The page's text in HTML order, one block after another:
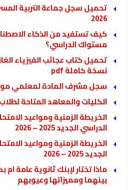
تحميل سجل جماعة التربية
2026
كيف تستفيد من الذكاء
مستواك الدراسي؟
تحميل كتاب عجائب الفيزياء
نسخة كاملة pdf
سجل مشرف المادة لمعلمي
الكليات والمعاهد المتاحة لطلاب
الخريطة الزمنية ومواعيد
الدراسي الجديد 2025 – 2026
الخريطة الزمنية ومواعيد
الجديد 2025 – 2026
ماذا تختار لإبنك ثانوية عامة ام
بينهما ومميزاتها وعيوبهم